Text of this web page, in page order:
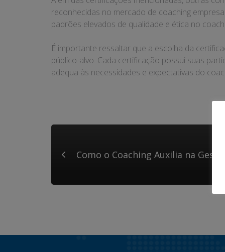
reconhecidas no mercado de coaching
padrões elevados de qualidade e ética no
É importante ressaltar que a escolha da
público-alvo. Cada certificação possui suas
adequa às necessidades e expectativas do
Como o Coaching Auxilia na